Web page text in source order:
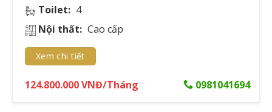
124.800.000 VNĐ/Tháng
Toilet: 4
Nội thất: Cao cấp
0981041694
Xem chi tiết